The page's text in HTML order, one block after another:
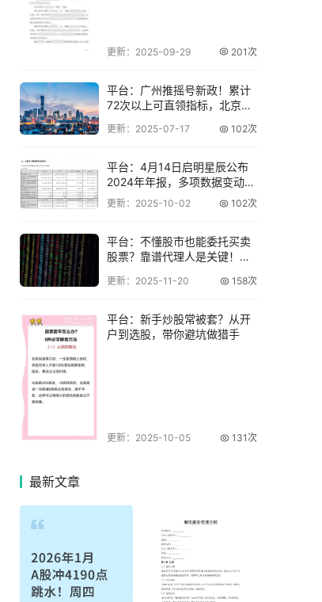
更新：2025-09-29 201次
平台：广州推摇号新政！累计
72次以上可直领指标，北京无
更新：2025-07-17 102次
平台：4月14日启明星辰公布
2024年年报，多项数据变动引
关注
更新：2025-10-02 102次
平台：不懂股市也能委托买卖
股票？靠谱代理人是关键！开
更新：2025-11-20 158次
平台：新手炒股常被套？从开
户到选股，带你避坑做猎手
更新：2025-10-05 131次
最新文章